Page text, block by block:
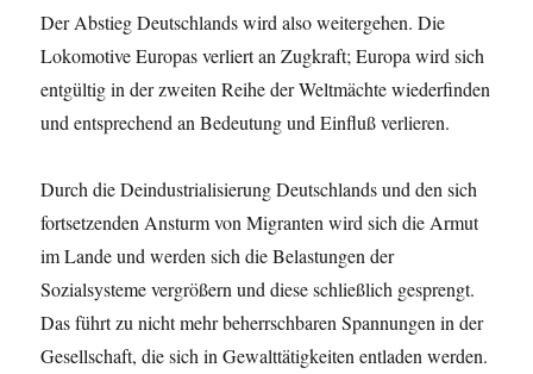
Der Abstieg Deutschlands wird also weitergehen. Die
Lokomotive Europas verliert an Zugkraft; Europa wird sich
entgültig in der zweiten Reihe der Weltmächte wiederfinden
und entsprechend an Bedeutung und Einfluß verlieren.
Durch die Deindustrialisierung Deutschlands und den sich
fortsetzenden Ansturm von Migranten wird sich die Armut
im Lande und werden sich die Belastungen der
Sozialsysteme vergrößern und diese schließlich gesprengt.
Das führt zu nicht mehr beherrschbaren Spannungen in der
Gesellschaft, die sich in Gewalttätigkeiten entladen werden.